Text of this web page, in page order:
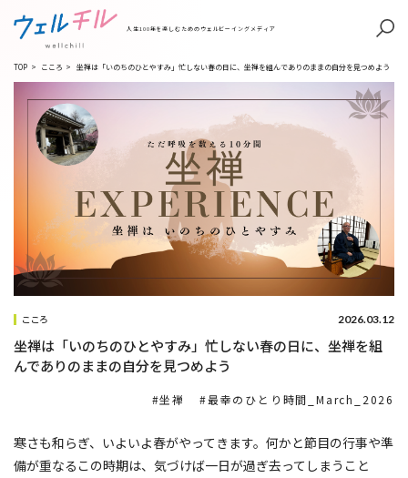
人生100年を楽しむためのウェルビーイングメディア
TOP > こころ > 坐禅は「いのちのひとやすみ」忙しない春の日に、坐禅を組んでありのままの自分を見つめよう
こころ 2026.03.12
坐禅は「いのちのひとやすみ」忙しない春の日に、坐禅を組
んでありのままの自分を見つめよう
坐禅 最幸のひとり時間_March_2026
寒さも和らぎ、いよいよ春がやってきます。何かと節目の行事や準
備が重なるこの時期は、気づけば一日が過ぎ去ってしまうこと